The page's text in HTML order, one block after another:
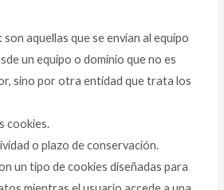
aquellas que se envían al equipo
un equipo o dominio que no es
sino por otra entidad que trata los
cookies.
o plazo de conservación.
un tipo de cookies diseñadas para